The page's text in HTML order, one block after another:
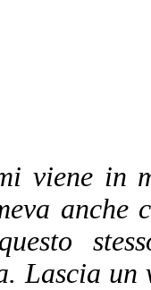
viene in
anche
Lascia un